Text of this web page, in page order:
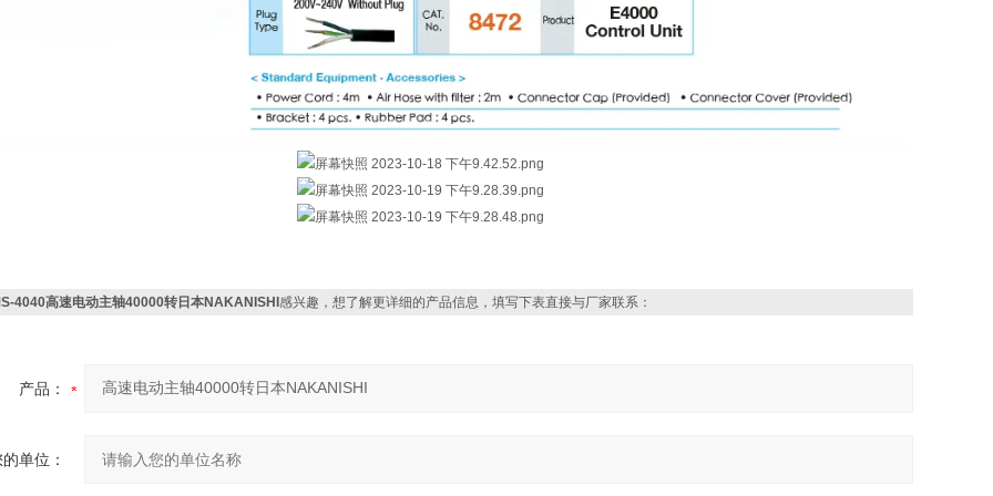
4040高速电动主轴40000转日本NAKANISHI感兴趣，想了解更详细的产品信息，填写下表直接与厂家联系：
产品：
单位：